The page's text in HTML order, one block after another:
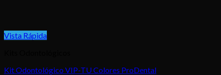
Vista Rápida
Kit Odontológico VIP-TU Colores ProDental